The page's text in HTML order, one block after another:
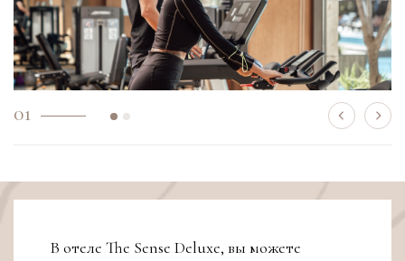
01
В отеле The Sense Deluxe, вы можете